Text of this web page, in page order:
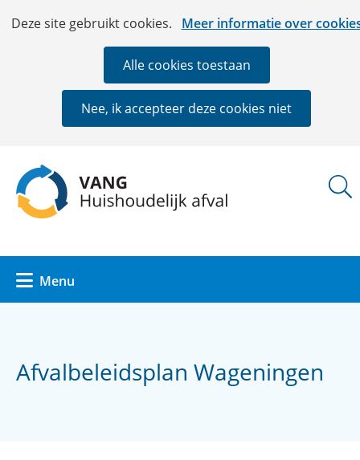
Cookies
Deze site gebruikt cookies. Meer informatie over
Hier
deze
website
worden
of
geweigerd.
Alle cookies toestaan
Nee, ik accepteer deze cookies niet
Ga
de
inhoud
Menu
Afvalbeleidsplan Wageningen